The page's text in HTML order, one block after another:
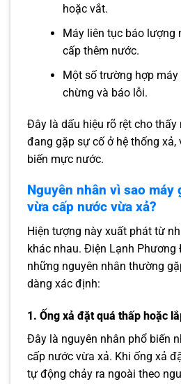
hoặc vắt.
Máy liên tục báo lượng
cấp thêm nước.
Một số trường hợp
chừng và báo lỗi.
Đây là dấu hiệu rõ rệt cho
đang gặp sự cố ở hệ thống xả,
biến mực nước.
Nguyên nhân vì sao máy
vừa cấp nước vừa xả?
Hiện tượng này xuất phát từ
khác nhau. Điện Lạnh Phương
những nguyên nhân thường
dàng xác định:
1. Ống xả đặt quá thấp hoặc
Đây là nguyên nhân phổ biến
cấp nước vừa xả. Khi ống xả
tự động chảy ra ngoài theo